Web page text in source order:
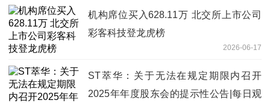
机构席位买入628.11万 北交所上市公司
彩客科技登龙虎榜
2026-06-17
ST萃华：关于无法在规定期限内召开
2025年年度股东会的提示性公告|每日观